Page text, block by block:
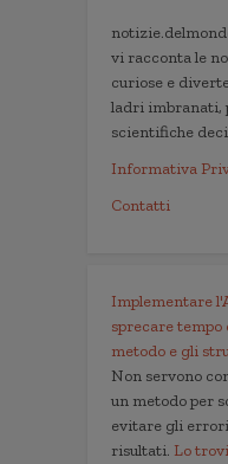
vi racconta le
curiose e
ladri imbranati,
scientifiche
Informativa
Contatti
Implementare
sprecare tempo
metodo e gli
Non servono
un metodo per
evitare gli
risultati. Lo